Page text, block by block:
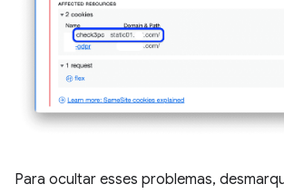
Para ocultar esses problemas,